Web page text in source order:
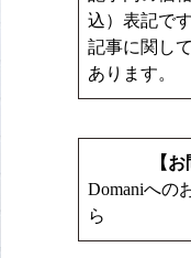
込）表記で
記事に関し
あります。
【
Domaniへの
ら